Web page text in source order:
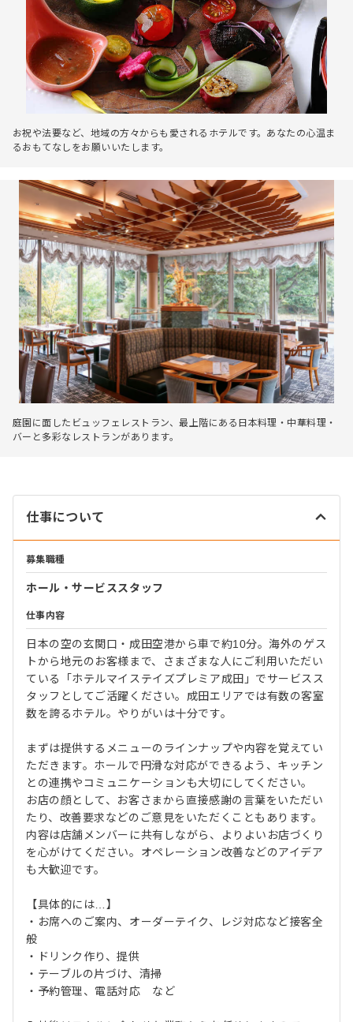
お祝や法要など、地域の方々からも愛されるホテルです。あなたの心温ま
るおもてなしをお願いいたします。
庭園に面したビュッフェレストラン、最上階にある日本料理・中華料理・
バーと多彩なレストランがあります。
仕事について
募集職種
ホール・サービススタッフ
仕事内容
日本の空の玄関口・成田空港から車で約10分。海外のゲス
トから地元のお客様まで、さまざまな人にご利用いただい
ている「ホテルマイステイズプレミア成田」でサービスス
タッフとしてご活躍ください。成田エリアでは有数の客室
数を誇るホテル。やりがいは十分です。
まずは提供するメニューのラインナップや内容を覚えてい
ただきます。ホールで円滑な対応ができるよう、キッチン
との連携やコミュニケーションも大切にしてください。
お店の顔として、お客さまから直接感謝の言葉をいただい
たり、改善要求などのご意見をいただくこともあります。
内容は店舗メンバーに共有しながら、よりよいお店づくり
を心がけてください。オペレーション改善などのアイデア
も大歓迎です。
【具体的には…】
・お席へのご案内、オーダーテイク、レジ対応など接客全
般
・ドリンク作り、提供
・テーブルの片づけ、清掃
・予約管理、電話対応 など